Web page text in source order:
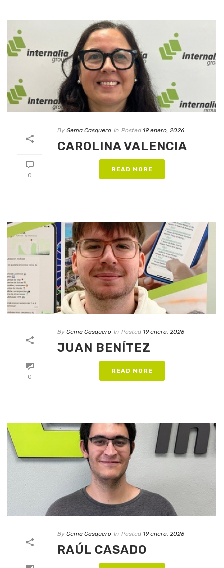
0
By Gema Casquero In Posted 19 enero, 2026
CAROLINA VALENCIA
READ MORE
0
By Gema Casquero In Posted 19 enero, 2026
JUAN BENÍTEZ
READ MORE
By Gema Casquero In Posted 19 enero, 2026
RAÚL CASADO